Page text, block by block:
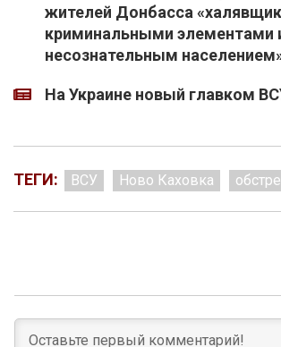
жителей Донбасса
криминальными элементами
несознательным
На Украине новый главком
ТЕГИ: ВСУ Ново Каховка